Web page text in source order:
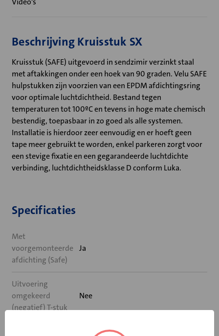
Beschrijving Kruisstuk SX
Kruisstuk (SAFE) uitgevoerd in sendzimir verzinkt staal
met aftakkingen onder een hoek van 90 graden. Velu SAFE
hulpstukken zijn voorzien van een EPDM afdichtingsring
voor optimale luchtdichtheid. Bestand tegen
temperaturen tot 100ºC en tevens in hoge mate chemisch
bestendig, toepasbaar in zo goed als alle systemen.
Installatie is hierdoor zeer eenvoudig en er hoeft geen
tape meer gebruikt te worden, enkel parkeren zorgt voor
een stevige fixatie en een gegarandeerde luchtdichte
verbinding, luchtdichtheidsklasse D conform Luka.
Specificaties
Met
voorgemonteerde
afdichting (Safe)
Ja
Uitvoering
omgekeerd
(negatief) T-stuk
Nee